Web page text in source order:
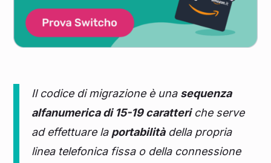
Il codice di migrazione è una sequenza
alfanumerica di 15-19 caratteriche serve
ad effettuare la portabilitàdella propria
linea telefonica fissa o della connessione